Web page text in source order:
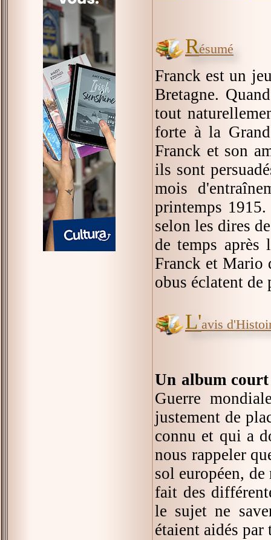
Résumé
Franck est un
Bretagne.
tout
forte à la
Franck et son
ils sont
mois
printemps
selon les dires
de temps après
Franck et Mario
obus éclatent de
L'avis
Un album court
Guerre
justement de
connu et qui a
nous rappeler
sol européen,
fait des
le sujet ne
étaient aidés